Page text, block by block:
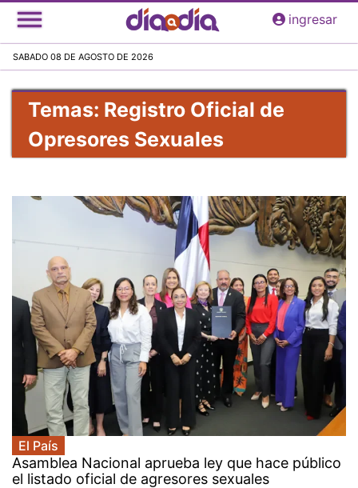
Pasar
al
principal
ingresar
SABADO 08 DE AGOSTO DE 2026
Temas: Registro Oficial de
Opresores Sexuales
El País
Asamblea Nacional aprueba ley que hace público
el listado oficial de agresores sexuales